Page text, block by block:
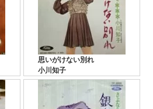
思いがけない別れ
小川知子